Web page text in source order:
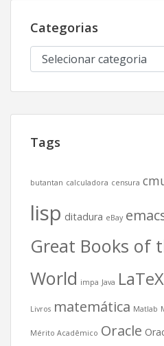
Categorias
Categorias
Tags
butantan calculadora censura
lisp ditadura eBay
Great Books of
World impa Java LaTeX
Livros matemática Matlab
Mérito Acadêmico Oracle